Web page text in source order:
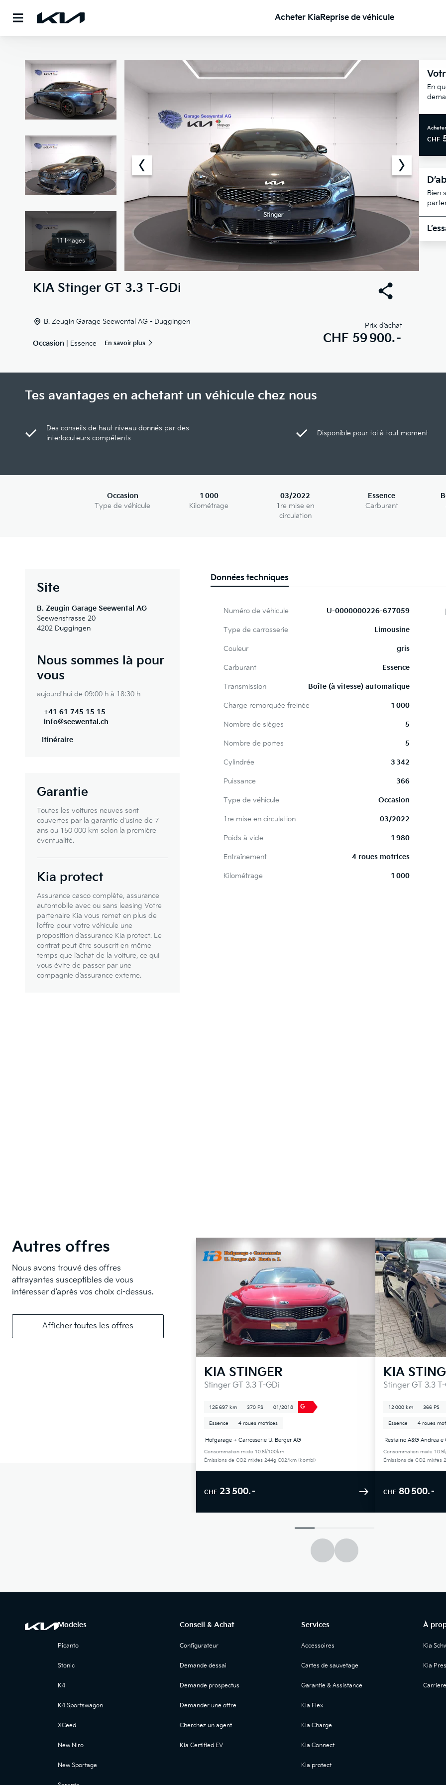
Acheter KiaReprise de véhicule
11 Images
KIA Stinger GT 3.3 T-GDi
B. Zeugin Garage Seewental AG - Duggingen
Occasion | Essence En savoir plus
Prix d’achat
CHF 59 900.–
En
CHF
Bien
Tes avantages en achetant un véhicule chez nous
Des conseils de haut niveau donnés par des
interlocuteurs compétents
Disponible pour toi à tout moment
Occasion
Type de véhicule
1 000
Kilométrage
03/2022
1re mise en
circulation
Essence
Carburant
Données techniques
Numéro de véhicule U-0000000226-677059
Type de carrosserie Limousine
Couleur gris
Carburant Essence
Transmission Boîte (à vitesse) automatique
Charge remorquée freinée 1 000
Nombre de sièges 5
Nombre de portes 5
Cylindrée 3 342
Puissance 366
Type de véhicule Occasion
1re mise en circulation 03/2022
Poids à vide 1 980
Entraînement 4 roues motrices
Kilométrage 1 000
Site
B. Zeugin Garage Seewental AG
Seewenstrasse 20
4202 Duggingen
Nous sommes là pour
vous
aujourd'hui de 09:00 h à 18:30 h
+41 61 745 15 15
info@seewental.ch
Itinéraire
Garantie
Toutes les voitures neuves sont
couvertes par la garantie d’usine de 7
ans ou 150 000 km selon la première
éventualité.
Kia protect
Assurance casco complète, assurance
automobile avec ou sans leasing Votre
partenaire Kia vous remet en plus de
l’offre pour votre véhicule une
proposition d’assurance Kia protect. Le
contrat peut être souscrit en même
temps que l’achat de la voiture, ce qui
vous évite de passer par une
compagnie d’assurance externe.
Autres offres
Nous avons trouvé des offres
attrayantes susceptibles de vous
intéresser d’après vos choix ci-dessus.
Afficher toutes les offres
KIA STINGER
Stinger GT 3.3 T-GDi
125 697 km 370 PS 01/2018 G
Essence 4 roues motrices
Hofgarage + Carrosserie U. Berger AG
Consommation mixte 10.6l/100km
Émissions de CO2 mixtes 244g C02/km (kombi)
CHF 23 500.–
KIA
Stinger GT 3.3
12 000 km 366 PS
Essence 4 roues
Restaino A&G Andrea e
Consommation mixte
Émissions de CO2 mixtes
CHF 80 500.–
Modeles
Picanto
Stonic
K4
K4 Sportswagon
XCeed
New Niro
New Sportage
Conseil & Achat
Configurateur
Demande dessai
Demande prospectus
Demander une offre
Cherchez un agent
Kia Certified EV
Services
Accessoires
Cartes de sauvetage
Garantie & Assistance
Kia Flex
Kia Charge
Kia Connect
Kia protect
À
Kia
Kia
Carriere